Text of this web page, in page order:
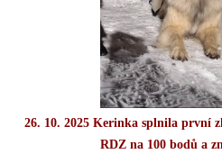
26. 10. 2025 Kerinka splnila první
RDZ na 100 bodů a